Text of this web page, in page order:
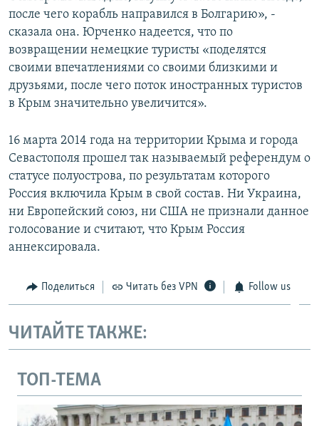
после чего корабль направился в Болгарию», -
сказала она. Юрченко надеется, что по
возвращении немецкие туристы «поделятся
своими впечатлениями со своими близкими и
друзьями, после чего поток иностранных туристов
в Крым значительно увеличится».
16 марта 2014 года на территории Крыма и города
Севастополя прошел так называемый референдум о
статусе полуострова, по результатам которого
Россия включила Крым в свой состав. Ни Украина,
ни Европейский союз, ни США не признали данное
голосование и считают, что Крым Россия
аннексировала.
Поделиться Читать без VPN Follow us
ЧИТАЙТЕ ТАКЖЕ:
ТОП-ТЕМА